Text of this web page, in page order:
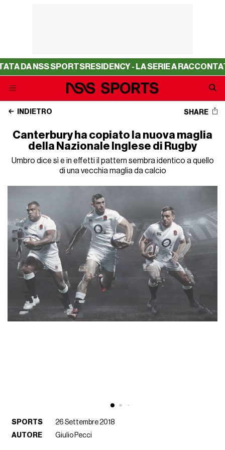
NSS SPORTSRESIDENCY - LA SERIE A RACCONTATA DA
INDIETRO SHARE
Canterbury ha copiato la nuova maglia
della Nazionale Inglese di Rugby
Umbro dice sì e in effetti il pattern sembra identico a quello
di una vecchia maglia da calcio
SPORTS
26 Settembre 2018
AUTORE
Giulio Pecci